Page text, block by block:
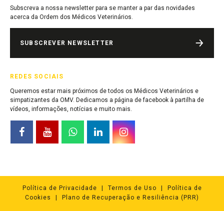
Subscreva a nossa newsletter para se manter a par das novidades
acerca da Ordem dos Médicos Veterinários.
SUBSCREVER NEWSLETTER
REDES SOCIAIS
Queremos estar mais próximos de todos os Médicos Veterinários e
simpatizantes da OMV. Dedicamos a página de facebook à partilha de
vídeos, informações, notícias e muito mais.
Política de Privacidade Termos de Uso
Política de
Cookies
Plano de Recuperação e Resiliência (PRR)